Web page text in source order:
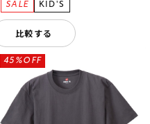
比較する
45%OFF